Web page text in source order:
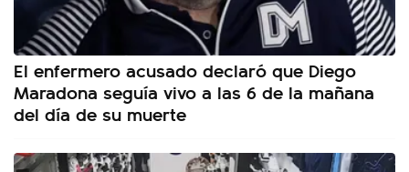
El enfermero acusado declaró que Diego
Maradona seguía vivo a las 6 de la mañana
del día de su muerte